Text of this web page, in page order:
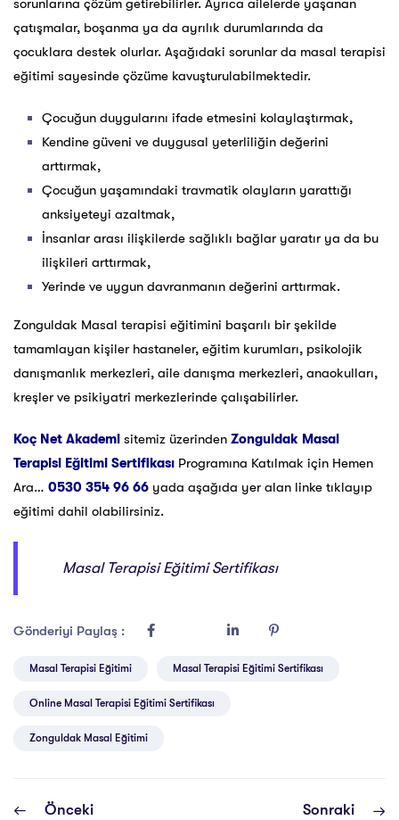
sorunlarına çözüm getirebilirler. Ayrıca ailelerde yaşanan
çatışmalar, boşanma ya da ayrılık durumlarında da
çocuklara destek olurlar. Aşağıdaki sorunlar da masal terapisi
eğitimi sayesinde çözüme kavuşturulabilmektedir.
Çocuğun duygularını ifade etmesini kolaylaştırmak,
Kendine güveni ve duygusal yeterliliğin değerini
arttırmak,
Çocuğun yaşamındaki travmatik olayların yarattığı
anksiyeteyi azaltmak,
İnsanlar arası ilişkilerde sağlıklı bağlar yaratır ya da bu
ilişkileri arttırmak,
Yerinde ve uygun davranmanın değerini arttırmak.
Zonguldak Masal terapisi eğitimini başarılı bir şekilde
tamamlayan kişiler hastaneler, eğitim kurumları, psikolojik
danışmanlık merkezleri, aile danışma merkezleri, anaokulları,
kreşler ve psikiyatri merkezlerinde çalışabilirler.
Koç Net Akademi sitemiz üzerinden Zonguldak Masal
Terapisi Eğitimi Sertifikası Programına Katılmak için Hemen
Ara… 0530 354 96 66 yada aşağıda yer alan linke tıklayıp
eğitimi dahil olabilirsiniz.
Masal Terapisi Eğitimi Sertifikası
Gönderiyi Paylaş :
Masal Terapisi Eğitimi Masal Terapisi Eğitimi Sertifikası
Online Masal Terapisi Eğitimi Sertifikası
Zonguldak Masal Eğitimi
Önceki Sonraki